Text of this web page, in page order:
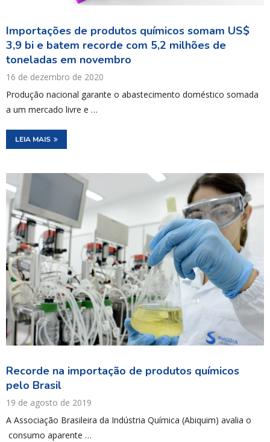
Importações de produtos químicos somam US$
3,9 bi e batem recorde com 5,2 milhões de
toneladas em novembro
16 de dezembro de 2020
Produção nacional garante o abastecimento doméstico somada
a um mercado livre e …
LEIA MAIS
Recorde na importação de produtos químicos
pelo Brasil
19 de agosto de 2019
A Associação Brasileira da Indústria Química (Abiquim) avalia o
consumo aparente …